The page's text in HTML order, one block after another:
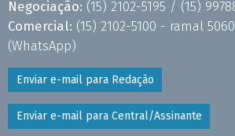
Negociação: (15) 2102-5195 / (15)
Comercial: (15) 2102-5100 - ramal
(WhatsApp)
Enviar e-mail para Redação
Enviar e-mail para Central/Assinante